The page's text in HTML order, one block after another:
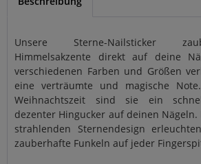
Unsere Sterne-Nailsticker
Himmelsakzente direkt auf deine
verschiedenen Farben und Größen
eine verträumte und magische
Weihnachtszeit sind sie ein
dezenter Hingucker auf deinen Nägeln.
strahlenden Sternendesign
zauberhafte Funkeln auf jeder